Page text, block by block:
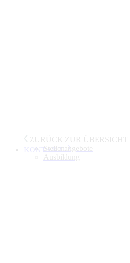
ZURÜCK ZUR ÜBERSICHT
Stellenangebote
Ausbildung
KONTAKT